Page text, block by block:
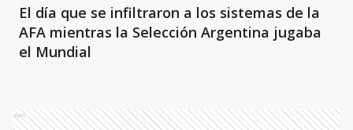
El día que se infiltraron a los sistemas de la
AFA mientras la Selección Argentina jugaba
el Mundial
Ads